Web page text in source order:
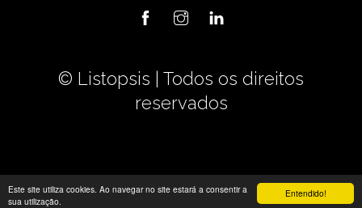
Entendido!
Este site utiliza cookies. Ao navegar no site estará a consentir a
sua utilização.
© Listopsis | Todos os direitos
reservados